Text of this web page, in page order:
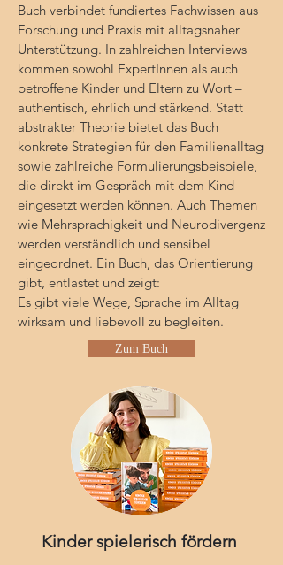
Buch verbindet fundiertes Fachwissen aus
Forschung und Praxis mit alltagsnaher
Unterstützung. In zahlreichen Interviews
kommen sowohl ExpertInnen als auch
betroffene Kinder und Eltern zu Wort –
authentisch, ehrlich und stärkend. Statt
abstrakter Theorie bietet das Buch
konkrete Strategien für den Familienalltag
sowie zahlreiche Formulierungsbeispiele,
die direkt im Gespräch mit dem Kind
eingesetzt werden können. Auch Themen
wie Mehrsprachigkeit und Neurodivergenz
werden verständlich und sensibel
eingeordnet. Ein Buch, das Orientierung
gibt, entlastet und zeigt:
Es gibt viele Wege, Sprache im Alltag
wirksam und liebevoll zu begleiten.
Zum Buch
Kinder spielerisch fördern